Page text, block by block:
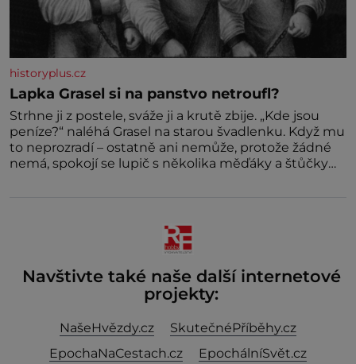
historyplus.cz
Lapka Grasel si na panstvo netroufl?
Strhne ji z postele, sváže ji a krutě zbije. „Kde jsou
peníze?“ naléhá Grasel na starou švadlenku. Když mu
to neprozradí – ostatně ani nemůže, protože žádné
nemá, spokojí se lupič s několika měďáky a štůčky
Navštivte také naše další internetové
projekty:
NašeHvězdy.cz
SkutečnéPříběhy.cz
EpochaNaCestach.cz
EpochálníSvět.cz